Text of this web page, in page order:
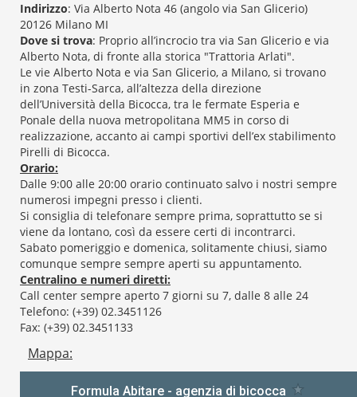
Indirizzo: Via Alberto Nota 46 (angolo via San Glicerio)
20126 Milano MI
Dove si trova: Proprio all’incrocio tra via San Glicerio e via
Alberto Nota, di fronte alla storica "Trattoria Arlati".
Le vie Alberto Nota e via San Glicerio, a Milano, si trovano
in zona Testi-Sarca, all’altezza della direzione
dell’Università della Bicocca, tra le fermate Esperia e
Ponale della nuova metropolitana MM5 in corso di
realizzazione, accanto ai campi sportivi dell’ex stabilimento
Pirelli di Bicocca.
Orario:
Dalle 9:00 alle 20:00 orario continuato salvo i nostri sempre
numerosi impegni presso i clienti.
Si consiglia di telefonare sempre prima, soprattutto se si
viene da lontano, così da essere certi di incontrarci.
Sabato pomeriggio e domenica, solitamente chiusi, siamo
comunque sempre sempre aperti su appuntamento.
Centralino e numeri diretti:
Call center sempre aperto 7 giorni su 7, dalle 8 alle 24
Telefono: (+39) 02.3451126
Fax: (+39) 02.3451133
Mappa: